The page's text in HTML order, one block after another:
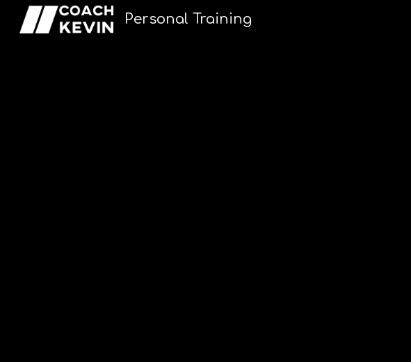
Personal Training